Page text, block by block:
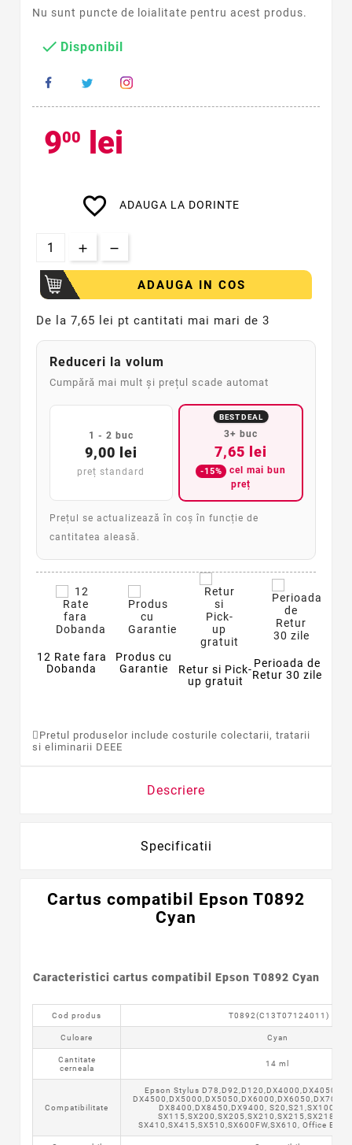
Nu sunt puncte de loialitate pentru acest produs.
 Disponibil
900 lei
favorite_border ADAUGA LA DORINTE
ADAUGA IN COS
De la 7,65 lei pt cantitati mai mari de 3
Reduceri la volum
Cumpără mai mult și prețul scade automat
1 - 2 buc
9,00 lei
preț standard
BEST DEAL
3+ buc
7,65 lei
-15%
cel mai bun
preț
Prețul se actualizează în coș în funcție de
cantitatea aleasă.
12 Rate fara
Dobanda
Produs cu
Garantie
Retur si Pick-
up gratuit
Perioada de
Retur 30 zile
Pretul produselor include costurile colectarii, tratarii
si eliminarii DEEE
Descriere
Specificatii
Cartus compatibil
Epson T0892
Cyan
Caracteristici cartus compatibil Epson T0892 Cyan
Cod produs T0892(C13T07124011)
Culoare Cyan
Cantitate
cerneala
14 ml
Compatibilitate
Epson Stylus
DX8400,DX8450,DX9400,
SX410,SX415,SX510,SX600FW,SX610, Office